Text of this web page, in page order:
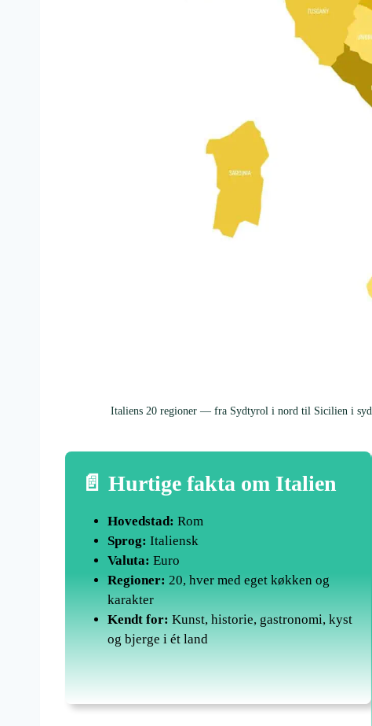
Italiens 20 regioner — fra Sydtyrol i nord til Sicilien i
📄 Hurtige fakta om Italien
Hovedstad: Rom
Sprog: Italiensk
Valuta: Euro
Regioner: 20, hver med eget køkken og
karakter
Kendt for: Kunst, historie, gastronomi, kyst
og bjerge i ét land